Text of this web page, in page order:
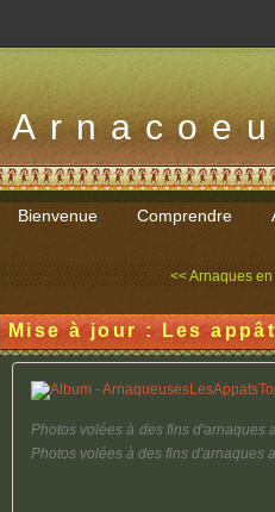
Bienvenue Comprendre
<< Arnaques
Mise à jour : Les
Photos volées à des fins d'arnaques
Photos volées à des fins d'arnaques